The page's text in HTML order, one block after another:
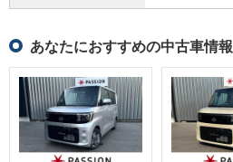
あなたにおすすめの中古車情報